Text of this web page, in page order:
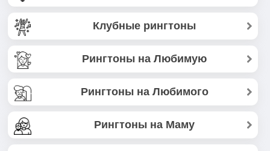
Клубные рингтоны
Рингтоны на Любимую
Рингтоны на Любимого
Рингтоны на Маму